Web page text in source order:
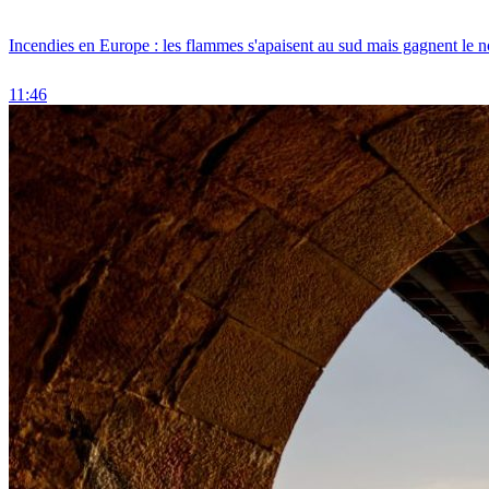
Incendies en Europe : les flammes s'apaisent au sud mais gagnent le
11:46